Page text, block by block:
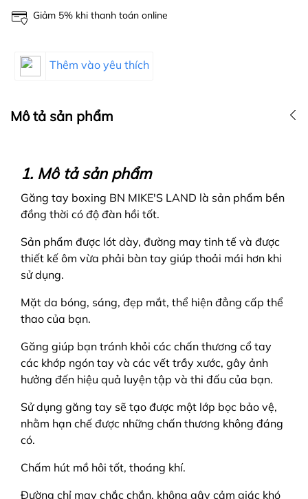
Giảm 5% khi thanh toán online
Thêm vào yêu thích
Mô tả sản phẩm
1. Mô tả sản phẩm
Găng tay boxing BN MIKE'S LAND là sản phẩm bền
đồng thời có độ đàn hồi tốt.
Sản phẩm được lót dày, đường may tinh tế và được
thiết kế ôm vừa phải bàn tay giúp thoải mái hơn khi
sử dụng.
Mặt da bóng, sáng, đẹp mắt, thể hiện đẳng cấp thể
thao của bạn.
Găng giúp bạn tránh khỏi các chấn thương cổ tay
các khớp ngón tay và các vết trầy xước, gây ảnh
hưởng đến hiệu quả luyện tập và thi đấu của bạn.
Sử dụng găng tay sẽ tạo được một lớp bọc bảo vệ,
nhằm hạn chế được những chấn thương không đáng
có.
Chấm hút mồ hôi tốt, thoáng khí.
Đường chỉ may chắc chắn, không gây cảm giác khó